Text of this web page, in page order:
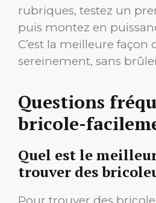
rubriques, testez un
puis montez en
C’est la meilleure façon
sereinement, sans
Questions
bricole-
Quel est le
trouver des
Pour trouver des